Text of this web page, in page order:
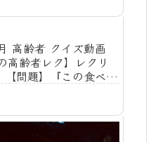
高齢者 クイズ動画
齢者レク】レクリ
問題】『この食べ物
】『クッキー』